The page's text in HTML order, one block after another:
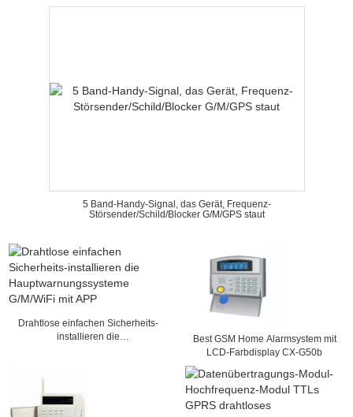
5 Band-Handy-Signal, das Gerät, Frequenz-
Störsender/Schild/Blocker G/M/GPS staut
Drahtlose einfachen Sicherheits-
installieren die
Best GSM Home Alarmsystem mit
LCD-Farbdisplay CX-G50b